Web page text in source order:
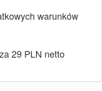
warunków
za 29 PLN netto